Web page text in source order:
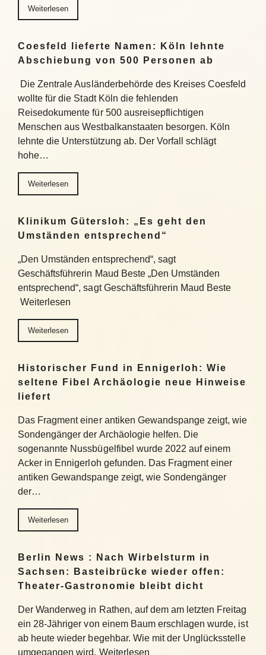
Weiterlesen
Coesfeld lieferte Namen: Köln lehnte
Abschiebung von 500 Personen ab
Die Zentrale Ausländerbehörde des Kreises Coesfeld
wollte für die Stadt Köln die fehlenden
Reisedokumente für 500 ausreisepflichtigen
Menschen aus Westbalkanstaaten besorgen. Köln
lehnte die Unterstützung ab. Der Vorfall schlägt
hohe…
Weiterlesen
Klinikum Gütersloh: „Es geht den
Umständen entsprechend“
„Den Umständen entsprechend“, sagt
Geschäftsführerin Maud Beste „Den Umständen
entsprechend“, sagt Geschäftsführerin Maud Beste
Weiterlesen
Weiterlesen
Historischer Fund in Ennigerloh: Wie
seltene Fibel Archäologie neue Hinweise
liefert
Das Fragment einer antiken Gewandspange zeigt, wie
Sondengänger der Archäologie helfen. Die
sogenannte Nussbügelfibel wurde 2022 auf einem
Acker in Ennigerloh gefunden. Das Fragment einer
antiken Gewandspange zeigt, wie Sondengänger
der…
Weiterlesen
Berlin News : Nach Wirbelsturm in
Sachsen: Basteibrücke wieder offen:
Theater-Gastronomie bleibt dicht
Der Wanderweg in Rathen, auf dem am letzten Freitag
ein 28-Jähriger von einem Baum erschlagen wurde, ist
ab heute wieder begehbar. Wie mit der Unglücksstelle
umgegangen wird. Weiterlesen